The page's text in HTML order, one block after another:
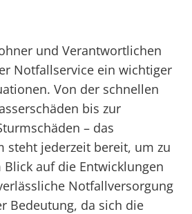
und Verantwortlichen
Notfallservice ein wichtiger
Von der schnellen
bis zur
– das
steht jederzeit bereit, um zu
auf die Entwicklungen
Notfallversorgung
Bedeutung, da sich die